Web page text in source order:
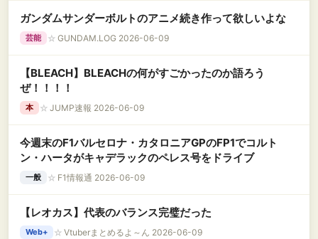
ガンダムサンダーボルトのアニメ続き作って欲しいよな
芸能 ☆ GUNDAM.LOG 2026-06-09
【BLEACH】BLEACHの何がすごかったのか語ろう
ぜ！！！！
本 ☆ JUMP速報 2026-06-09
今週末のF1バルセロナ・カタロニアGPのFP1でコルト
ン・ハータがキャデラックのペレス号をドライブ
一般 ☆ F1情報通 2026-06-09
【レオカス】代表のバランス完璧だった
Web+ ☆ Vtuberまとめるよ～ん 2026-06-09